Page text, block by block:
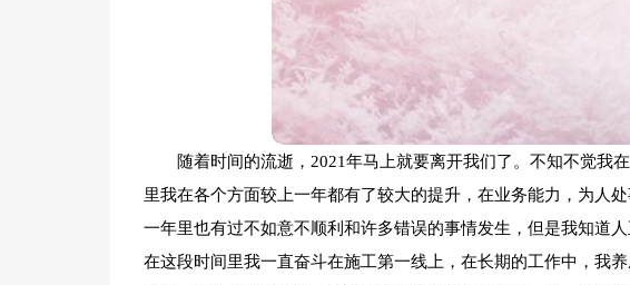
随着时间的流逝，2021年马上就要离开我们了。不知不觉我
里我在各个方面较上一年都有了较大的提升，在业务能力，为人
一年里也有过不如意不顺利和许多错误的事情发生，但是我知道
在这段时间里我一直奋斗在施工第一线上，在长期的工作中，我